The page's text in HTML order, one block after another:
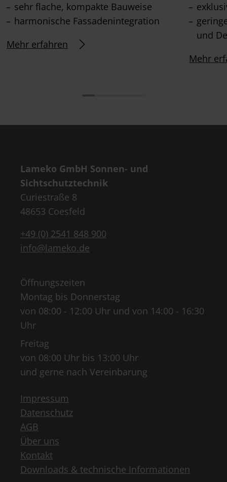
sehr flache, kompakte Bauweise
harmonische Fassadenintegration
Mehr erfahren
und
Mehr
Lameko GmbH Sonnen- und
Sichtschutztechnik
Curiestraße 8
48653 Coesfeld
+49 (0) 2541 848 900
info@lameko.de
Öffnungszeiten
Montag bis Donnerstag
von 08:00 - 12:00 Uhr und von 14:00 - 16:30
Uhr
Freitag
von 08:00 Uhr bis 13:00 Uhr
und gerne nach Vereinbarung
Impressum
Datenschutz
AGB
Über uns
Kontakt
Downloads & technische Informationen